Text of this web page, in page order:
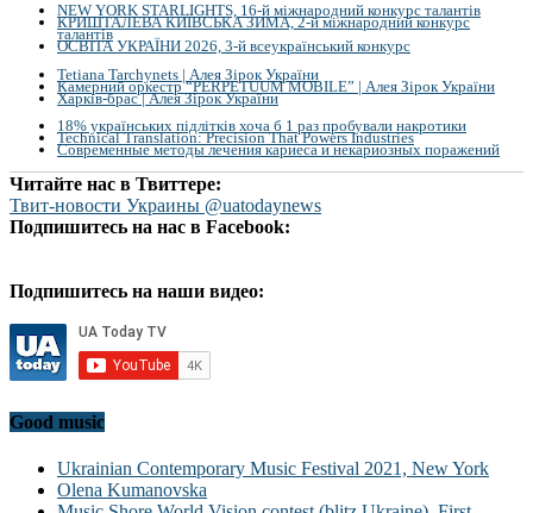
NEW YORK STARLIGHTS, 16-й міжнародний конкурс талантів
КРИШТАЛЕВА КИЇВСЬКА ЗИМА, 2-й міжнародний конкурс
талантів
ОСВІТА УКРАЇНИ 2026, 3-й всеукраїнський конкурс
Tetiana Tarchynets | Алея Зірок України
Камерний оркестр “PERPETUUM MOBILE” | Алея Зірок України
Харків-брас | Алея Зірок України
18% українських підлітків хоча б 1 раз пробували накротики
Technical Translation: Precision That Powers Industries
Современные методы лечения кариеса и некариозных поражений
Читайте нас в Твиттере:
Твит-новости Украины @uatodaynews
Подпишитесь на нас в Facebook:
Подпишитесь на наши видео:
Good music
Ukrainian Contemporary Music Festival 2021, New York
Olena Kumanovska